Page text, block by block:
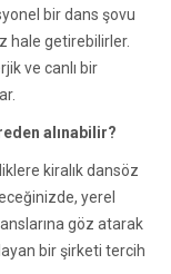
bir dans şovu
hale getirebilirler.
ve canlı bir
alınabilir?
kiralık dansöz
yerel
göz atarak
bir şirketi tercih